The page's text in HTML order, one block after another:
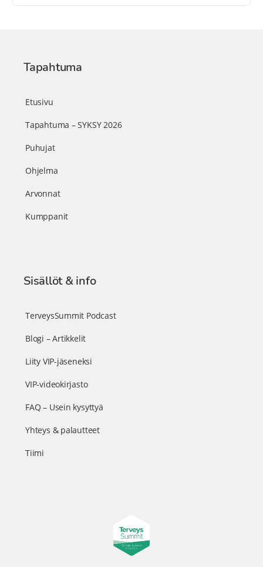
Tapahtuma
Etusivu
Tapahtuma – SYKSY 2026
Puhujat
Ohjelma
Arvonnat
Kumppanit
Sisällöt & info
TerveysSummit Podcast
Blogi – Artikkelit
Liity VIP-jäseneksi
VIP-videokirjasto
FAQ – Usein kysyttyä
Yhteys & palautteet
Tiimi